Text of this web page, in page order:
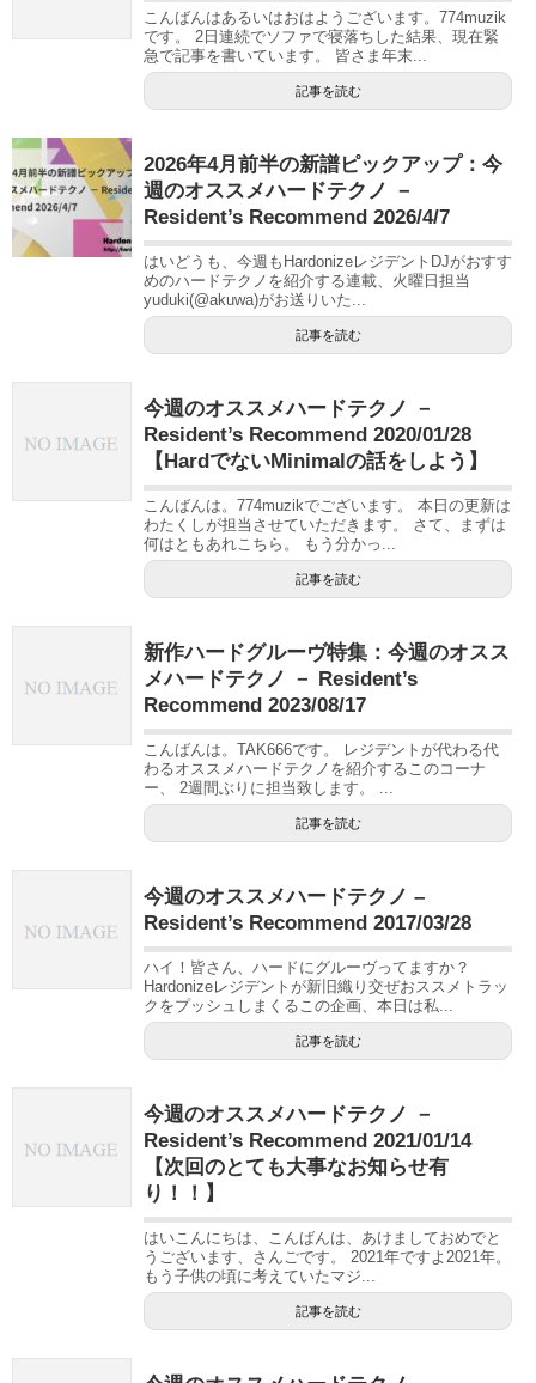
こんばんはあるいはおはようございます。774muzik
です。 2日連続でソファで寝落ちした結果、現在緊
急で記事を書いています。 皆さま年末...
記事を読む
2026年4月前半の新譜ピックアップ：今
週のオススメハードテクノ －
Resident’s Recommend 2026/4/7
はいどうも、今週もHardonizeレジデントDJがおすす
めのハードテクノを紹介する連載、火曜日担当
yuduki(@akuwa)がお送りいた...
記事を読む
今週のオススメハードテクノ －
Resident’s Recommend 2020/01/28
【HardでないMinimalの話をしよう】
こんばんは。774muzikでございます。 本日の更新は
わたくしが担当させていただきます。 さて、まずは
何はともあれこちら。 もう分かっ...
記事を読む
新作ハードグルーヴ特集：今週のオスス
メハードテクノ － Resident’s
Recommend 2023/08/17
こんばんは。TAK666です。 レジデントが代わる代
わるオススメハードテクノを紹介するこのコーナ
ー、 2週間ぶりに担当致します。 ...
記事を読む
今週のオススメハードテクノ –
Resident’s Recommend 2017/03/28
ハイ！皆さん、ハードにグルーヴってますか？
Hardonizeレジデントが新旧織り交ぜおススメトラッ
クをプッシュしまくるこの企画、本日は私...
記事を読む
今週のオススメハードテクノ －
Resident’s Recommend 2021/01/14
【次回のとても大事なお知らせ有
り！！】
はいこんにちは、こんばんは、あけましておめでと
うございます、さんごです。 2021年ですよ2021年。
もう子供の頃に考えていたマジ...
記事を読む